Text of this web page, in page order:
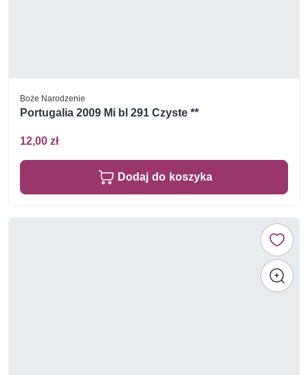
Boże Narodzenie
Portugalia 2009 Mi bl 291 Czyste **
12,00 zł
Dodaj do koszyka